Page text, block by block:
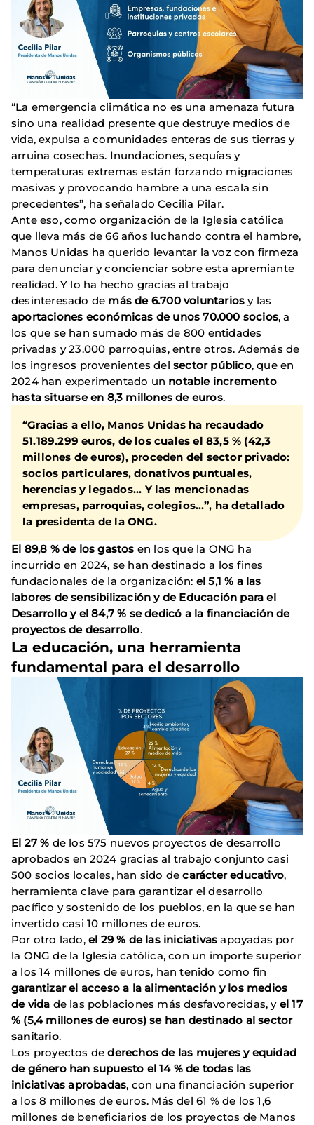
“La emergencia climática no es una amenaza futura
sino una realidad presente que destruye medios de
vida, expulsa a comunidades enteras de sus tierras y
arruina cosechas. Inundaciones, sequías y
temperaturas extremas están forzando migraciones
masivas y provocando hambre a una escala sin
precedentes”, ha señalado Cecilia Pilar.
Ante eso, como organización de la Iglesia católica
que lleva más de 66 años luchando contra el hambre,
Manos Unidas ha querido levantar la voz con firmeza
para denunciar y concienciar sobre esta apremiante
realidad. Y lo ha hecho gracias al trabajo
desinteresado de más de 6.700 voluntarios y las
aportaciones económicas de unos 70.000 socios, a
los que se han sumado más de 800 entidades
privadas y 23.000 parroquias, entre otros. Además de
los ingresos provenientes del sector público, que en
2024 han experimentado un notable incremento
hasta situarse en 8,3 millones de euros.
“Gracias a ello, Manos Unidas ha recaudado
51.189.299 euros, de los cuales el 83,5 % (42,3
millones de euros), proceden del sector privado:
socios particulares, donativos puntuales,
herencias y legados... Y las mencionadas
empresas, parroquias, colegios…”, ha detallado
la presidenta de la ONG.
El 89,8 % de los gastos en los que la ONG ha
incurrido en 2024, se han destinado a los fines
fundacionales de la organización: el 5,1 % a las
labores de sensibilización y de Educación para el
Desarrollo y el 84,7 % se dedicó a la financiación de
proyectos de desarrollo.
La educación, una herramienta
fundamental para el desarrollo
El 27 % de los 575 nuevos proyectos de desarrollo
aprobados en 2024 gracias al trabajo conjunto casi
500 socios locales, han sido decarácter educativo,
herramienta clave para garantizar el desarrollo
pacífico y sostenido de los pueblos, en la que se han
invertido casi 10 millones de euros.
Por otro lado, el 29 % de las iniciativas apoyadas por
la ONG de la Iglesia católica, con un importe superior
a los 14 millones de euros, han tenido como fin
garantizar el acceso a la alimentación y los medios
de vida de las poblaciones más desfavorecidas, y el 17
% (5,4 millones de euros) se han destinado al sector
sanitario.
Los proyectos dederechos de las mujeres y equidad
de género han supuesto el 14 % de todas las
iniciativas aprobadas, con una financiación superior
a los 8 millones de euros. Más del 61 % de los 1,6
millones de beneficiarios de los proyectos de Manos